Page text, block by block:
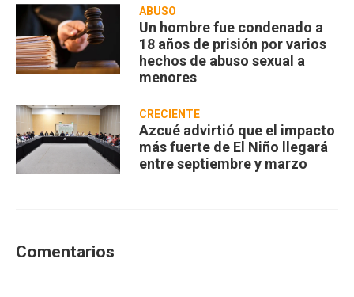
ABUSO
Un hombre fue condenado a
18 años de prisión por varios
hechos de abuso sexual a
menores
CRECIENTE
Azcué advirtió que el impacto
más fuerte de El Niño llegará
entre septiembre y marzo
Comentarios